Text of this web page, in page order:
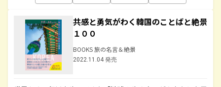
共感と勇気がわく韓国のことばと絶景
１００
BOOKS 旅の名言＆絶景
2022.11.04 発売